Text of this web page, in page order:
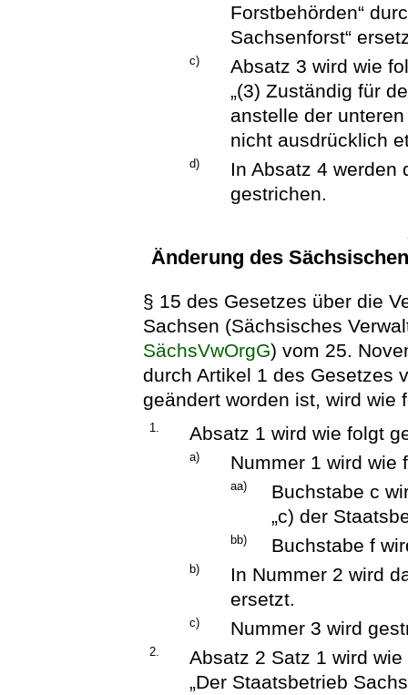
Forstbehörden“
Sachsenforst“
c)
Absatz 3 wird wie
„(3) Zuständig für
anstelle der
nicht ausdrücklich
d)
In Absatz 4 werden
gestrichen.
Änderung des
§ 15 des Gesetzes über die
Sachsen (Sächsisches
SächsVwOrgG) vom 25.
durch Artikel 1 des Gesetzes
geändert worden ist, wird wie
1. Absatz 1 wird wie folgt
a) Nummer 1 wird wie
aa)
Buchstabe c
„c) der
bb) Buchstabe f
b)
In Nummer 2 wird
ersetzt.
c) Nummer 3 wird
2.
Absatz 2 Satz 1 wird
„Der Staatsbetrieb